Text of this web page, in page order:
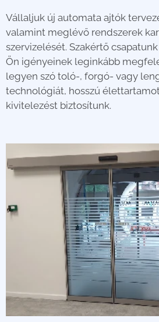
Vállaljuk új automata ajtók
valamint meglévő rendszerek
szervizelését. Szakértő
Ön igényeinek leginkább
legyen szó toló-, forgó- vagy
technológiát, hosszú
kivitelezést biztosítunk.